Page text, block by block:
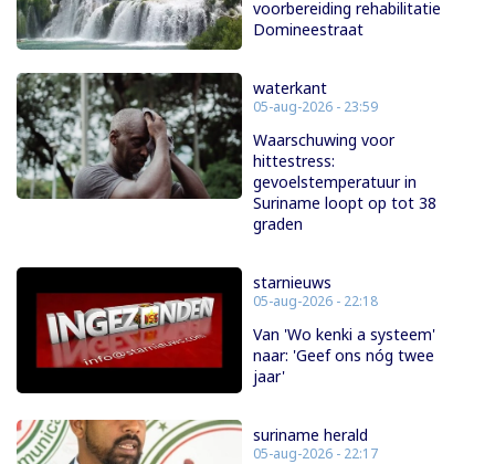
voorbereiding rehabilitatie
Domineestraat
waterkant
05-aug-2026 - 23:59
Waarschuwing voor
hittestress:
gevoelstemperatuur in
Suriname loopt op tot 38
graden
starnieuws
05-aug-2026 - 22:18
Van 'Wo kenki a systeem'
naar: 'Geef ons nóg twee
jaar'
suriname herald
05-aug-2026 - 22:17